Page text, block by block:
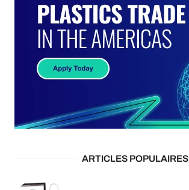
ARTICLES POPULAIRES